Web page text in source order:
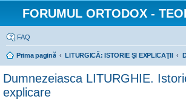
FORUMUL ORTODOX -
FAQ
Prima pagină LITURGICĂ: ISTORIE ŞI EXPLICAŢII
Dumnezeiasca LITURGHIE.
explicare